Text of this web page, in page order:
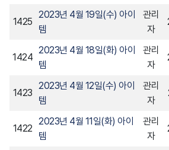
1425
2023년 4월 19일(수) 아이
템
관리
자
1424
2023년 4월 18일(화) 아이
템
관리
자
1423
2023년 4월 12일(수) 아이
템
관리
자
1422
2023년 4월 11일(화) 아이
템
관리
자